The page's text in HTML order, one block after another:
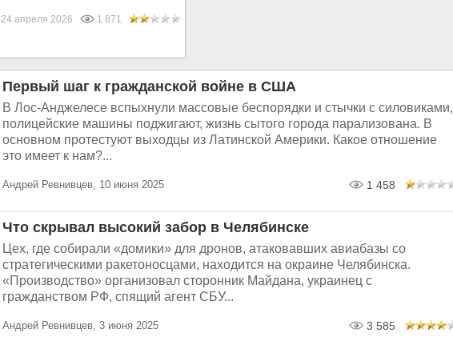
24 апреля 2026 1 871
Первый шаг к гражданской войне в США
В Лос-Анджелесе вспыхнули массовые беспорядки и стычки с силовиками,
полицейские машины поджигают, жизнь сытого города парализована. В
основном протестуют выходцы из Латинской Америки. Какое отношение
это имеет к нам?...
Андрей Ревнивцев, 10 июня 2025 1 458
Что скрывал высокий забор в Челябинске
Цех, где собирали «домики» для дронов, атаковавших авиабазы со
стратегическими ракетоносцами, находится на окраине Челябинска.
«Производство» организовал сторонник Майдана, украинец с
гражданством РФ, спящий агент СБУ...
Андрей Ревнивцев, 3 июня 2025 3 585